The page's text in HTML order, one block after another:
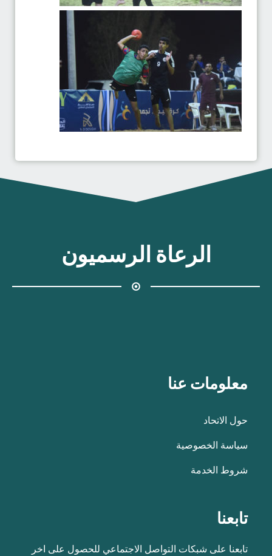
الرعاة الرسميون
معلومات عنا
حول الاتحاد
سياسة الخصوصية
شروط الخدمة
تابعنا
تابعنا على شبكات التواصل الاجتماعي للحصول على اخر